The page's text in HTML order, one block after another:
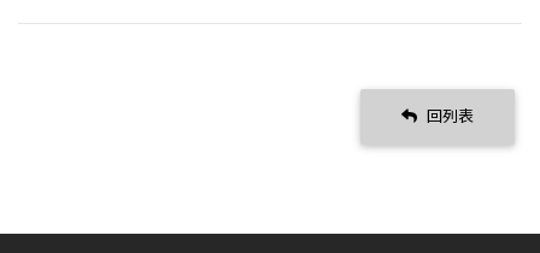
回列表